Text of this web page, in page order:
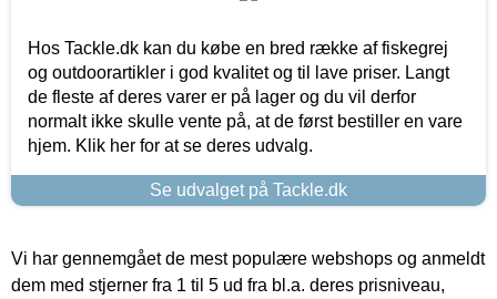
Hos Tackle.dk kan du købe en bred række af fiskegrej
og outdoorartikler i god kvalitet og til lave priser. Langt
de fleste af deres varer er på lager og du vil derfor
normalt ikke skulle vente på, at de først bestiller en vare
hjem. Klik her for at se deres udvalg.
Se udvalget på Tackle.dk
Vi har gennemgået de mest populære webshops og anmeldt
dem med stjerner fra 1 til 5 ud fra bl.a. deres prisniveau,